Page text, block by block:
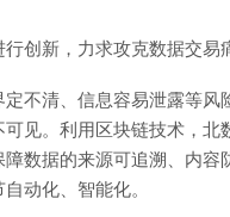
创新，力求攻克数据交易
不清、信息容易泄露等
见。利用区块链技术，
数据的来源可追溯、内容
动化、智能化。